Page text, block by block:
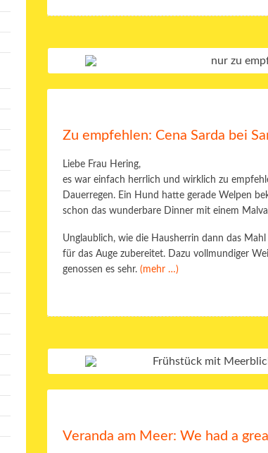
Zu empfehlen: Cena Sarda bei
Liebe Frau Hering,
es war einfach herrlich und wirklich zu
Dauerregen. Ein Hund hatte gerade Welpen
schon das wunderbare Dinner mit einem
Unglaublich, wie die Hausherrin dann das
für das Auge zubereitet. Dazu vollmundiger
genossen es sehr.(mehr …)
Veranda am Meer: We had a